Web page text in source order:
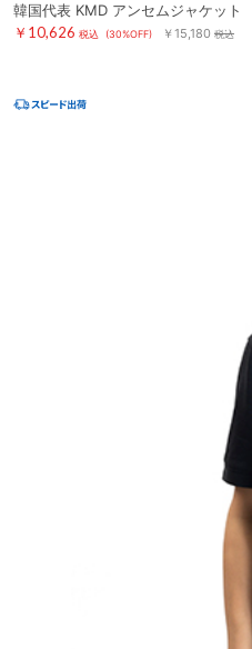
韓国代表 KMD アンセムジャケット
￥10,626 税込 (30%OFF) ￥15,180 税込